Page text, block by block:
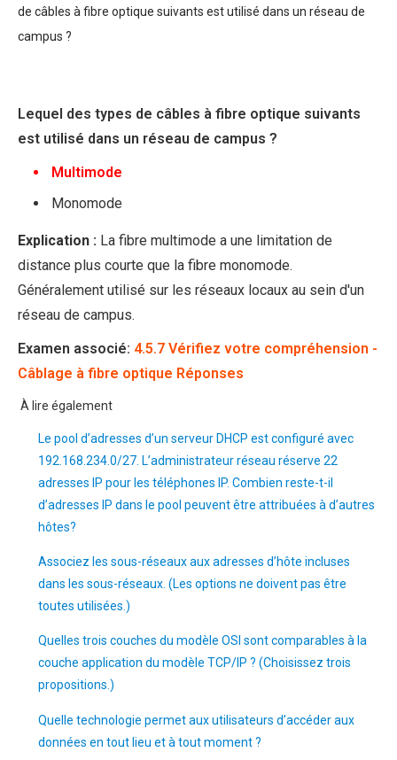
de câbles à fibre optique suivants est utilisé dans un réseau de
campus ?
Lequel des types de câbles à fibre optique suivants
est utilisé dans un réseau de campus ?
Multimode
Monomode
Explication : La fibre multimode a une limitation de
distance plus courte que la fibre monomode.
Généralement utilisé sur les réseaux locaux au sein d'un
réseau de campus.
Examen associé: 4.5.7 Vérifiez votre compréhension -
Câblage à fibre optique Réponses
À lire également
Le pool d’adresses d’un serveur DHCP est configuré avec
192.168.234.0/27. L’administrateur réseau réserve 22
adresses IP pour les téléphones IP. Combien reste-t-il
d’adresses IP dans le pool peuvent être attribuées à d’autres
hôtes?
Associez les sous-réseaux aux adresses d’hôte incluses
dans les sous-réseaux. (Les options ne doivent pas être
toutes utilisées.)
Quelles trois couches du modèle OSI sont comparables à la
couche application du modèle TCP/IP ? (Choisissez trois
propositions.)
Quelle technologie permet aux utilisateurs d’accéder aux
données en tout lieu et à tout moment ?